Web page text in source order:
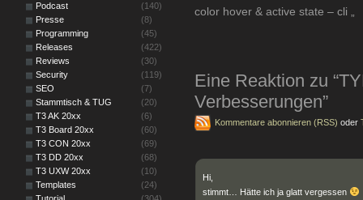
color hover & active state – cli „
Eine Reaktion zu
Verbesserungen”
Kommentare abonnieren (RSS) oder
Hi,
stimmt… Hätte ich ja glatt vergessen
Podcast
(140)
Presse
(8)
Programming
(45)
Releases
(422)
Reviews
(30)
Security
(119)
SEO
(7)
Stammtisch & TUG
(20)
T3 AK 20xx
(6)
T3 Board 20xx
(60)
T3 CON 20xx
(69)
T3 DD 20xx
(68)
T3 UXW 20xx
(10)
Templates
(24)